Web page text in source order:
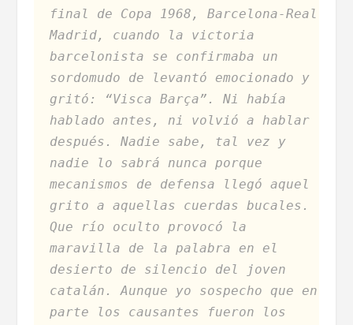
final de Copa 1968, Barcelona-Real
Madrid, cuando la victoria
barcelonista se confirmaba un
sordomudo de levantó emocionado y
gritó: “Visca Barça”. Ni había
hablado antes, ni volvió a hablar
después. Nadie sabe, tal vez y
nadie lo sabrá nunca porque
mecanismos de defensa llegó aquel
grito a aquellas cuerdas bucales.
Que río oculto provocó la
maravilla de la palabra en el
desierto de silencio del joven
catalán. Aunque yo sospecho que en
parte los causantes fueron los